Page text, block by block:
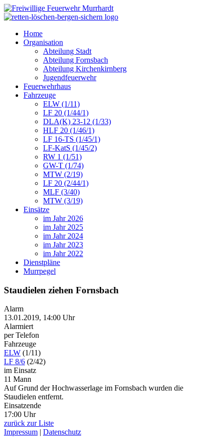
Home
Organisation
Abteilung Stadt
Abteilung Fornsbach
Abteilung Kirchenkirnberg
Jugendfeuerwehr
Feuerwehrhaus
Fahrzeuge
ELW (1/11)
LF 20 (1/44/1)
DLA(K) 23-12 (1/33)
HLF 20 (1/46/1)
LF 16-TS (1/45/1)
LF-KatS (1/45/2)
RW 1 (1/51)
GW-T (1/74)
MTW (2/19)
LF 20 (2/44/1)
MLF (3/40)
MTW (3/19)
Einsätze
im Jahr 2026
im Jahr 2025
im Jahr 2024
im Jahr 2023
im Jahr 2022
Dienstpläne
Murrpegel
Staudielen ziehen Fornsbach
Alarm
13.01.2019, 14:00 Uhr
Alarmiert
per Telefon
Fahrzeuge
ELW (1/11)
LF 8/6 (2/42)
im Einsatz
11 Mann
Auf Grund der Hochwasserlage im Fornsbach wurden die
Staudielen entfernt.
Einsatzende
17:00 Uhr
zurück zur Liste
Impressum | Datenschutz